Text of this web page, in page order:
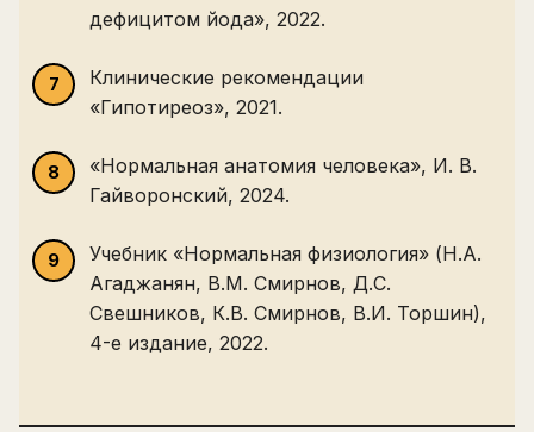
дефицитом йода», 2022.
Клинические рекомендации
«Гипотиреоз», 2021.
«Нормальная анатомия человека», И. В.
Гайворонский, 2024.
Учебник «Нормальная физиология» (Н.А.
Агаджанян, В.М. Смирнов, Д.С.
Свешников, К.В. Смирнов, В.И. Торшин),
4-е издание, 2022.